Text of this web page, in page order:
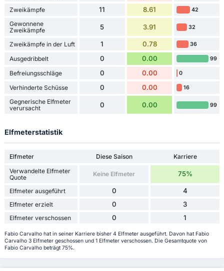
Zweikämpfe 11 8.61 42
Gewonnene
Zweikämpfe
5 3.91 32
Zweikämpfe in der Luft 1 0.78 36
Ausgedribbelt 0 0.00 99
Befreiungsschläge 0 0.00 0
Verhinderte Schüsse 0 0.00 16
Gegnerische Elfmeter
verursacht
0 0.00 99
Elfmeterstatistik
Elfmeter Diese Saison
Karriere
Verwandelte Elfmeter
Quote
Keine Elfmeter 75%
Elfmeter ausgeführt 0 4
Elfmeter erzielt 0 3
Elfmeter verschossen 0 1
Fabio Carvalho hat in seiner Karriere bisher 4 Elfmeter ausgeführt. Davon hat Fabio
Carvalho 3 Elfmeter geschossen und 1 Elfmeter verschossen. Die Gesamtquote von
Fabio Carvalho beträgt 75%.